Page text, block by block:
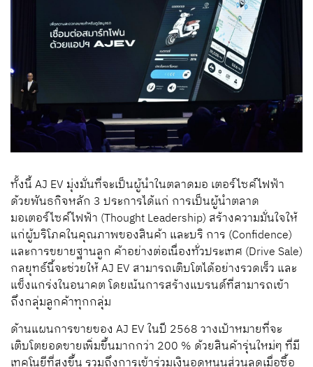
ทั้งนี้AJ EV มุ่งมั่นที่จะเป็นผู้นำในตลาดมอ เตอร์ไซค์ไฟฟ้า
ด้วยพันธกิจหลัก 3 ประการได้แก่ การเป็นผู้นำตลาด
มอเตอร์ไซค์ไฟฟ้า (Thought Leadership) สร้างความมั่นใจให้
แก่ผู้บริโภคในคุณภาพของสินค้า และบริ การ (Confidence)
และการขยายฐานลูก ค้าอย่างต่อเนื่องทั่วประเทศ (Drive Sale)
กลยุทธ์นี้จะช่วยให้AJ EV สามารถเติบโตได้อย่างรวดเร็ว และ
แข็งแกร่งในอนาคตโดยเน้นการสร้างแบรนด์ที่สามารถเข้า
ถึงกลุ่มลูกค้าทุกกลุ่ม
ด้านแผนการขายของ AJ EVในปี 2568วางเป้าหมายที่จะ
เติบโตยอดขายเพิ่มขึ้นมากกว่า 200 % ด้วยสินค้ารุ่นใหม่ๆที่มี